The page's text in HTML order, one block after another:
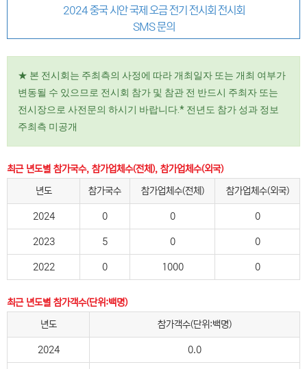
2024 중국 시안 국제 오금 전기 전시회 전시회
SMS 문의
★ 본 전시회는 주최측의 사정에 따라 개최일자 또는 개최 여부가
변동될 수 있으므로 전시회 참가 및 참관 전 반드시 주최자 또는
전시장으로 사전문의 하시기 바랍니다.* 전년도 참가 성과 정보
주최측 미공개
최근 년도별 참가국수, 참가업체수(전체), 참가업체수(외국)
년도
참가국수 참가업체수(전체) 참가업체수(외국)
2024 0 0 0
2023 5 0 0
2022 0 1000 0
최근 년도별 참가객수(단위:백명)
년도
참가객수(단위:백명)
2024 0.0